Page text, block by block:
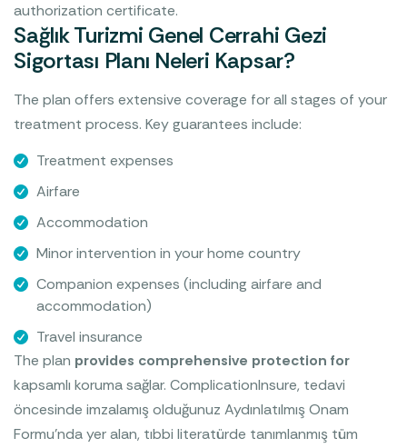
authorization certificate.
Sağlık Turizmi Genel Cerrahi Gezi
Sigortası Planı Neleri Kapsar?
The plan offers extensive coverage for all stages of your
treatment process. Key guarantees include:
Treatment expenses
Airfare
Accommodation
Minor intervention in your home country
Companion expenses (including airfare and
accommodation)
Travel insurance
The plan provides comprehensive protection for
kapsamlı koruma sağlar. ComplicationInsure, tedavi
öncesinde imzalamış olduğunuz Aydınlatılmış Onam
Formu'nda yer alan, tıbbi literatürde tanımlanmış tüm